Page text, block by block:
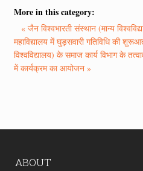
More in this category:
« जैन विश्वभारती संस्थान (मान्य
महाविद्यालय में घुड़सवारी गतिविधि की
विश्वविद्यालय) के समाज कार्य विभाग के
में कार्यक्रम का आयोजन »
ABOUT